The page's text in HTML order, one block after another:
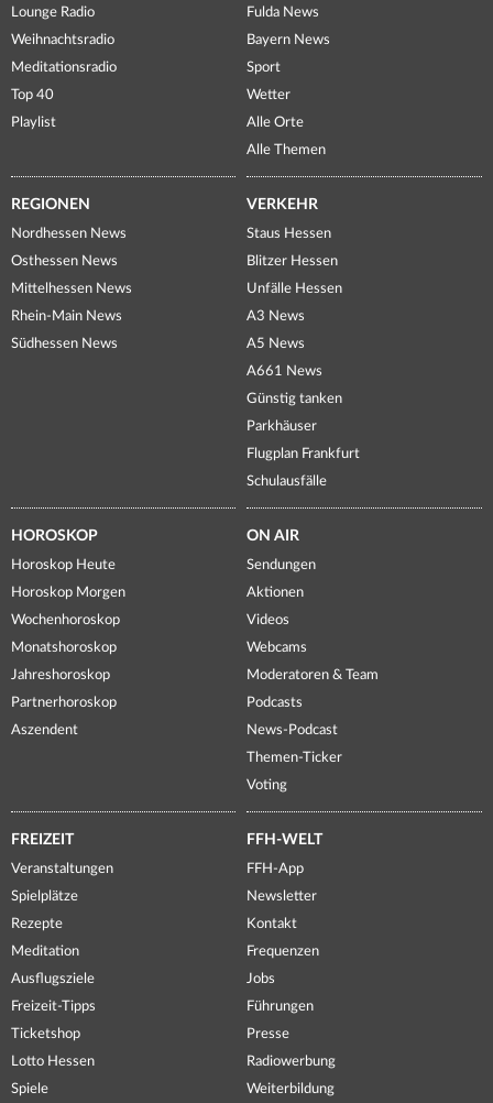
Lounge Radio
Weihnachtsradio
Meditationsradio
Top 40
Playlist
Fulda News
Bayern News
Sport
Wetter
Alle Orte
Alle Themen
REGIONEN
Nordhessen News
Osthessen News
Mittelhessen News
Rhein-Main News
Südhessen News
VERKEHR
Staus Hessen
Blitzer Hessen
Unfälle Hessen
A3 News
A5 News
A661 News
Günstig tanken
Parkhäuser
Flugplan Frankfurt
Schulausfälle
HOROSKOP
Horoskop Heute
Horoskop Morgen
Wochenhoroskop
Monatshoroskop
Jahreshoroskop
Partnerhoroskop
Aszendent
ON AIR
Sendungen
Aktionen
Videos
Webcams
Moderatoren & Team
Podcasts
News-Podcast
Themen-Ticker
Voting
FREIZEIT
Veranstaltungen
Spielplätze
Rezepte
Meditation
Ausflugsziele
Freizeit-Tipps
Ticketshop
Lotto Hessen
Spiele
FFH-WELT
FFH-App
Newsletter
Kontakt
Frequenzen
Jobs
Führungen
Presse
Radiowerbung
Weiterbildung